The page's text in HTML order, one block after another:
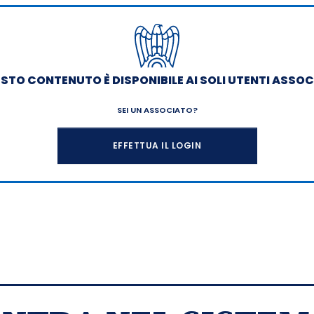
CONTENUTO È DISPONIBILE AI SOLI UTENTI
SEI UN ASSOCIATO?
EFFETTUA IL LOGIN